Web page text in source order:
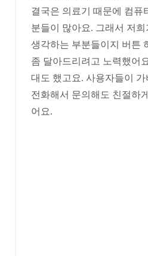
결국은 의료기 때문에 컴퓨
분들이 많아요. 그래서 저
생각하는 부분들이지 버튼
좀 달아드리려고 노력했어
대도 했고요. 사용자들이
전화해서 문의해도 친절하
어요.